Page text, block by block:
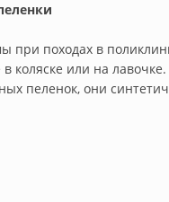
при походах в
коляске или на
пеленок, они